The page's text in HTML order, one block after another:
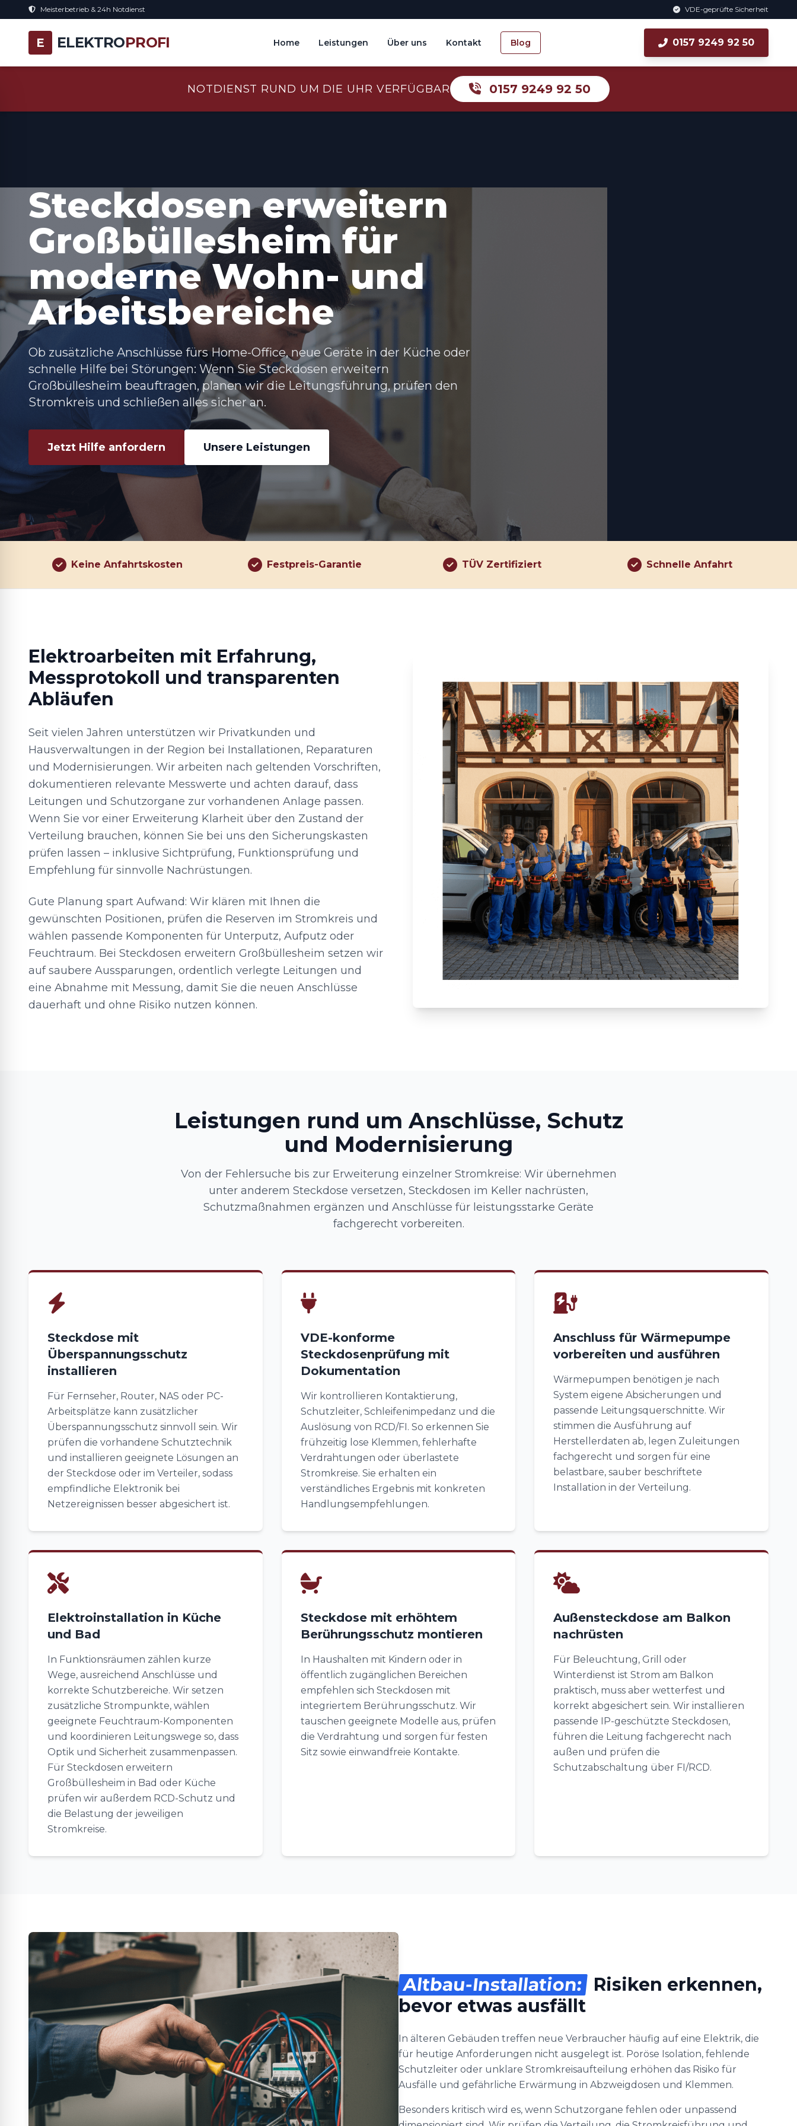
Meisterbetrieb & 24h Notdienst VDE-geprüfte Sicherheit
E ELEKTROPROFI Home Leistungen Über uns Kontakt Blog 0157 9249 92 50
NOTDIENST RUND UM DIE UHR VERFÜGBAR 0157 9249 92 50
Steckdosen erweitern
Großbüllesheim für
moderne Wohn- und
Arbeitsbereiche
Ob zusätzliche Anschlüsse fürs Home-Office, neue Geräte in der Küche oder
schnelle Hilfe bei Störungen: Wenn Sie Steckdosen erweitern
Großbüllesheim beauftragen, planen wir die Leitungsführung, prüfen den
Stromkreis und schließen alles sicher an.
Jetzt Hilfe anfordern Unsere Leistungen
Keine Anfahrtskosten Festpreis-Garantie TÜV Zertifiziert Schnelle Anfahrt
Elektroarbeiten mit Erfahrung,
Messprotokoll und transparenten
Abläufen
Seit vielen Jahren unterstützen wir Privatkunden und
Hausverwaltungen in der Region bei Installationen, Reparaturen
und Modernisierungen. Wir arbeiten nach geltenden Vorschriften,
dokumentieren relevante Messwerte und achten darauf, dass
Leitungen und Schutzorgane zur vorhandenen Anlage passen.
Wenn Sie vor einer Erweiterung Klarheit über den Zustand der
Verteilung brauchen, können Sie bei uns den Sicherungskasten
prüfen lassen – inklusive Sichtprüfung, Funktionsprüfung und
Empfehlung für sinnvolle Nachrüstungen.
Gute Planung spart Aufwand: Wir klären mit Ihnen die
gewünschten Positionen, prüfen die Reserven im Stromkreis und
wählen passende Komponenten für Unterputz, Aufputz oder
Feuchtraum. Bei Steckdosen erweitern Großbüllesheim setzen wir
auf saubere Aussparungen, ordentlich verlegte Leitungen und
eine Abnahme mit Messung, damit Sie die neuen Anschlüsse
dauerhaft und ohne Risiko nutzen können.
Leistungen rund um Anschlüsse, Schutz
und Modernisierung
Von der Fehlersuche bis zur Erweiterung einzelner Stromkreise: Wir übernehmen
unter anderem Steckdose versetzen, Steckdosen im Keller nachrüsten,
Schutzmaßnahmen ergänzen und Anschlüsse für leistungsstarke Geräte
fachgerecht vorbereiten.
Steckdose mit
Überspannungsschutz
installieren
Für Fernseher, Router, NAS oder PC-
Arbeitsplätze kann zusätzlicher
Überspannungsschutz sinnvoll sein. Wir
prüfen die vorhandene Schutztechnik
und installieren geeignete Lösungen an
der Steckdose oder im Verteiler, sodass
empfindliche Elektronik bei
Netzereignissen besser abgesichert ist.
VDE-konforme
Steckdosenprüfung mit
Dokumentation
Wir kontrollieren Kontaktierung,
Schutzleiter, Schleifenimpedanz und die
Auslösung von RCD/FI. So erkennen Sie
frühzeitig lose Klemmen, fehlerhafte
Verdrahtungen oder überlastete
Stromkreise. Sie erhalten ein
verständliches Ergebnis mit konkreten
Handlungsempfehlungen.
Anschluss für Wärmepumpe
vorbereiten und ausführen
Wärmepumpen benötigen je nach
System eigene Absicherungen und
passende Leitungsquerschnitte. Wir
stimmen die Ausführung auf
Herstellerdaten ab, legen Zuleitungen
fachgerecht und sorgen für eine
belastbare, sauber beschriftete
Installation in der Verteilung.
Elektroinstallation in Küche
und Bad
In Funktionsräumen zählen kurze
Wege, ausreichend Anschlüsse und
korrekte Schutzbereiche. Wir setzen
zusätzliche Strompunkte, wählen
geeignete Feuchtraum-Komponenten
und koordinieren Leitungswege so, dass
Optik und Sicherheit zusammenpassen.
Für Steckdosen erweitern
Großbüllesheim in Bad oder Küche
prüfen wir außerdem RCD-Schutz und
die Belastung der jeweiligen
Stromkreise.
Steckdose mit erhöhtem
Berührungsschutz montieren
In Haushalten mit Kindern oder in
öffentlich zugänglichen Bereichen
empfehlen sich Steckdosen mit
integriertem Berührungsschutz. Wir
tauschen geeignete Modelle aus, prüfen
die Verdrahtung und sorgen für festen
Sitz sowie einwandfreie Kontakte.
Außensteckdose am Balkon
nachrüsten
Für Beleuchtung, Grill oder
Winterdienst ist Strom am Balkon
praktisch, muss aber wetterfest und
korrekt abgesichert sein. Wir installieren
passende IP-geschützte Steckdosen,
führen die Leitung fachgerecht nach
außen und prüfen die
Schutzabschaltung über FI/RCD.
Altbau-Installation: Risiken erkennen,
bevor etwas ausfällt
In älteren Gebäuden treffen neue Verbraucher häufig auf eine Elektrik, die
für heutige Anforderungen nicht ausgelegt ist. Poröse Isolation, fehlende
Schutzleiter oder unklare Stromkreisaufteilung erhöhen das Risiko für
Ausfälle und gefährliche Erwärmung in Abzweigdosen und Klemmen.
Besonders kritisch wird es, wenn Schutzorgane fehlen oder unpassend